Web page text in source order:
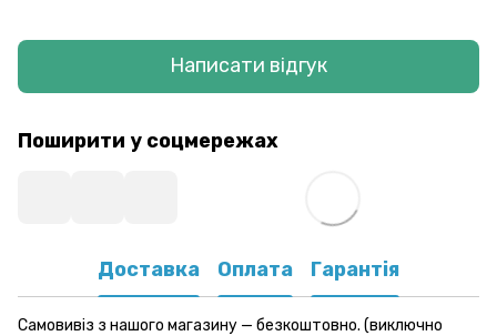
Написати відгук
Поширити у соцмережах
Доставка Оплата Гарантія
Самовивіз з нашого магазину — безкоштовно. (виключно